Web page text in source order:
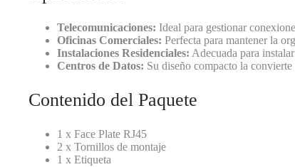
Telecomunicaciones: Ideal para gestionar
Oficinas Comerciales: Perfecta para mantener la
Instalaciones Residenciales: Adecuada para
Centros de Datos: Su diseño compacto la
Contenido del Paquete
1 x Face Plate RJ45
2 x Tornillos de montaje
1 x Etiqueta